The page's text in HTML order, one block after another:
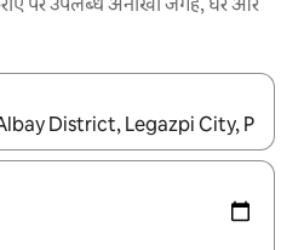
डाउन 'ऐरो की' का इस्तेमाल करके नेविगेट